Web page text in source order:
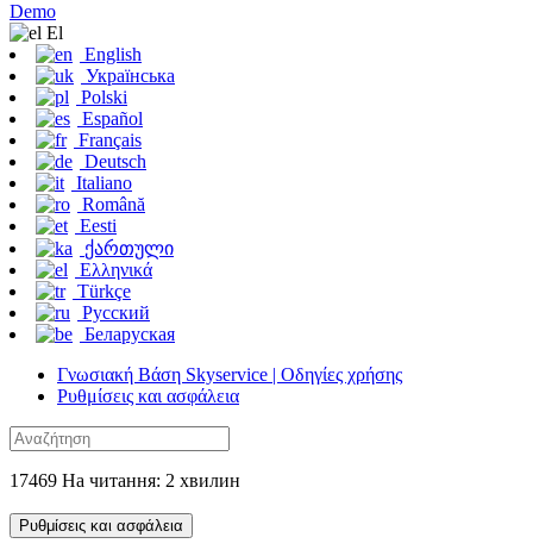
Demo
Εl
English
Українська
Polski
Español
Français
Deutsch
Italiano
Română
Eesti
ქართული
Ελληνικά
Türkçe
Русский
Беларуская
Γνωσιακή Βάση Skyservice | Οδηγίες χρήσης
Ρυθμίσεις και ασφάλεια
17469 На читання: 2 хвилин
Ρυθμίσεις και ασφάλεια